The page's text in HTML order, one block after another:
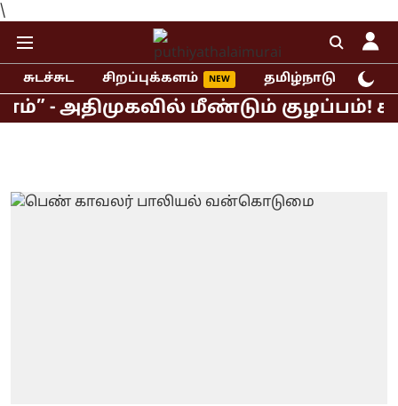
\
சுடச்சுட சிறப்புக்களம் தமிழ்நாடு
மீண்டும் குழப்பம்!